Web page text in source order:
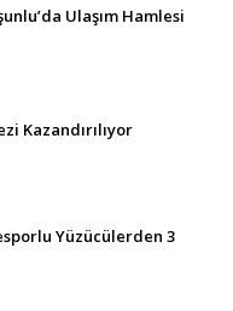
Ulaşım Hamlesi
Kazandırılıyor
Yüzücülerden 3